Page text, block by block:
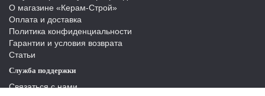
О магазине «Керам-Строй»
Оплата и доставка
Политика конфиденциальности
Гарантии и условия возврата
Статьи
Служба поддержки
Связаться с нами